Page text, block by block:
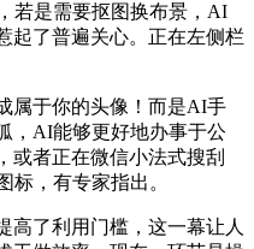
若是需要抠图换布景，AI
起了普遍关心。正在左侧栏
于你的头像！而是AI手
，AI能够更好地办事于公
或者正在微信小法式搜刮
标，有专家指出。
了利用门槛，这一幕让人